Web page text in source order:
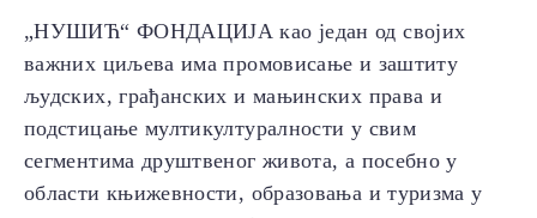
„НУШИЋ“ ФОНДАЦИЈА као један од својих
важних циљева има промовисање и заштиту
људских, грађанских и мањинских права и
подстицање мултикултуралности у свим
сегментима друштвеног живота, а посебно у
области књижевности, образовања и туризма у